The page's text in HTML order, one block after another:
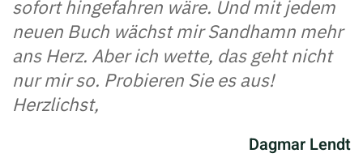
sofort hingefahren wäre. Und mit jedem
neuen Buch wächst mir Sandhamn mehr
ans Herz. Aber ich wette, das geht nicht
nur mir so. Probieren Sie es aus!
Herzlichst,
Dagmar Lendt